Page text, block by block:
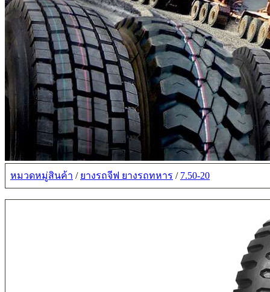
หมวดหมู่สินค้า / ยางรถจีฟ ยางรถทหาร / 7.50-20